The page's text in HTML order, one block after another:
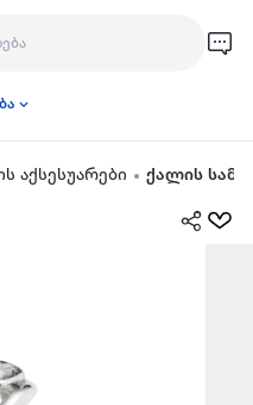
აქსესუარები ქალის